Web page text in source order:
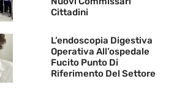
Cittadini
L’endoscopia Digestiva
Operativa All’ospedale
Fucito Punto Di
Riferimento Del Settore